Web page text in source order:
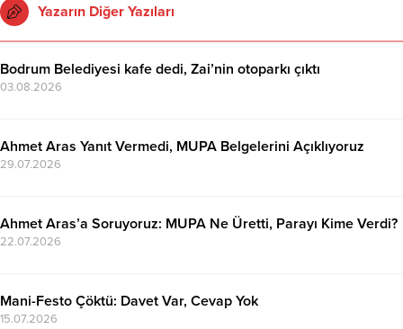
Yazarın Diğer Yazıları
Bodrum Belediyesi kafe dedi, Zai’nin otoparkı çıktı
03.08.2026
Ahmet Aras Yanıt Vermedi, MUPA Belgelerini Açıklıyoruz
29.07.2026
Ahmet Aras’a Soruyoruz: MUPA Ne Üretti, Parayı Kime Verdi?
22.07.2026
Mani-Festo Çöktü: Davet Var, Cevap Yok
15.07.2026